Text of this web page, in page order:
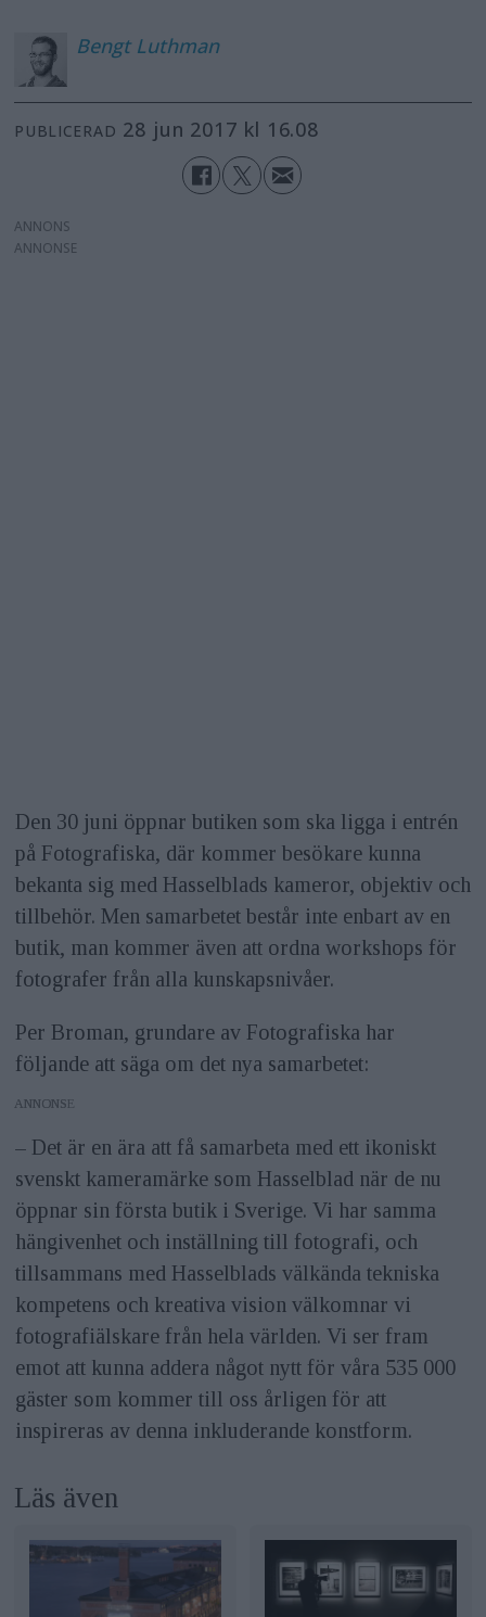
Bengt Luthman
PUBLICERAD 28 jun 2017 kl 16.08
ANNONS
Den 30 juni öppnar butiken som ska ligga i entrén
på Fotografiska, där kommer besökare kunna
bekanta sig med Hasselblads kameror, objektiv och
tillbehör. Men samarbetet består inte enbart av en
butik, man kommer även att ordna workshops för
fotografer från alla kunskapsnivåer.
Per Broman, grundare av Fotografiska har
följande att säga om det nya samarbetet:
ANNONS
– Det är en ära att få samarbeta med ett ikoniskt
svenskt kameramärke som Hasselblad när de nu
öppnar sin första butik i Sverige. Vi har samma
hängivenhet och inställning till fotografi, och
tillsammans med Hasselblads välkända tekniska
kompetens och kreativa vision välkomnar vi
fotografiälskare från hela världen. Vi ser fram
emot att kunna addera något nytt för våra 535 000
gäster som kommer till oss årligen för att
inspireras av denna inkluderande konstform.
Läs även